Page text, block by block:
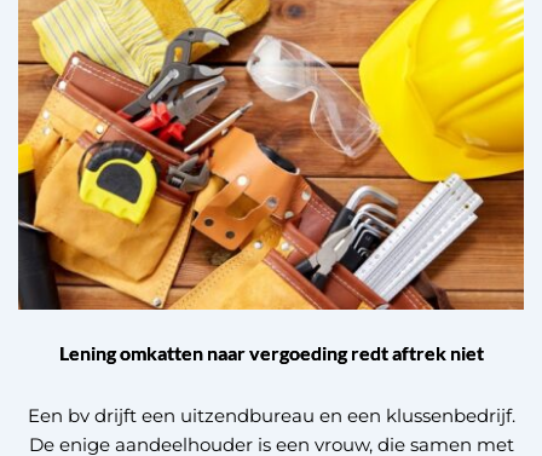
Lening omkatten naar vergoeding redt aftrek niet
Een bv drijft een uitzendbureau en een klussenbedrijf.
De enige aandeelhouder is een vrouw, die samen met